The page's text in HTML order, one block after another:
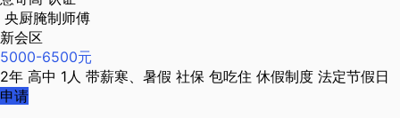
央厨腌制师傅
新会区
5000-6500元
2年 高中 1人 带薪寒、暑假 社保 包吃住 休假制度 法定节假日
申请